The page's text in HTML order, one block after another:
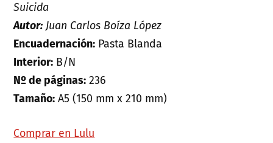
Suicida
Autor: Juan Carlos Boíza López
Encuadernación: Pasta Blanda
Interior: B/N
Nº de páginas: 236
Tamaño: A5 (150 mm x 210 mm)
Comprar en Lulu